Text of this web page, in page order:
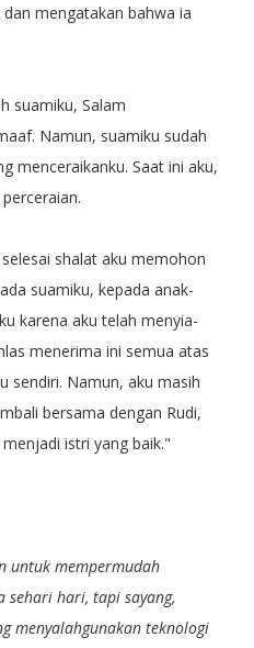
mengatakan bahwa ia
suamiku, Salam
Namun, suamiku sudah
menceraikanku. Saat ini aku,
shalat aku memohon
suamiku, kepada anak-
karena aku telah menyia-
menerima ini semua atas
sendiri. Namun, aku masih
bersama dengan Rudi,
istri yang baik."
untuk mempermudah
sehari hari, tapi sayang,
menyalahgunakan teknologi